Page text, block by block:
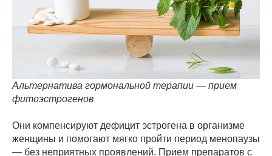
Альтернатива гормональной терапии — прием
фитоэстрогенов
Они компенсируют дефицит эстрогена в организме
женщины и помогают мягко пройти период менопаузы
— без неприятных проявлений. Прием препаратов с